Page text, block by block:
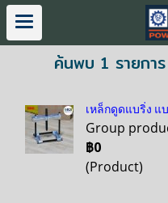
ค้นพบ 1 รายกา
เหล็กดูดแบริ่ง แ
Group
฿0
(Product)